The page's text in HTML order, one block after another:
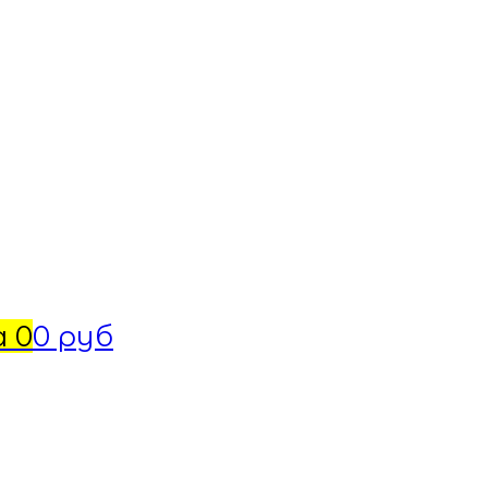
00 руб